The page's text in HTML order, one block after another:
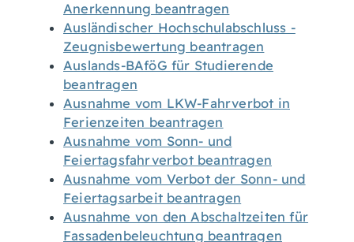
Anerkennung beantragen
Ausländischer Hochschulabschluss -
Zeugnisbewertung beantragen
Auslands-BAföG für Studierende
beantragen
Ausnahme vom LKW-Fahrverbot in
Ferienzeiten beantragen
Ausnahme vom Sonn- und
Feiertagsfahrverbot beantragen
Ausnahme vom Verbot der Sonn- und
Feiertagsarbeit beantragen
Ausnahme von den Abschaltzeiten für
Fassadenbeleuchtung beantragen